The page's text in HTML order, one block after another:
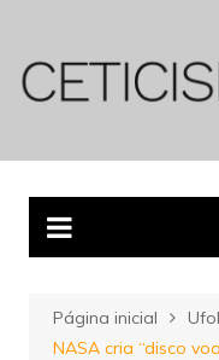
conteúdo
Página inicial
NASA cria “disco